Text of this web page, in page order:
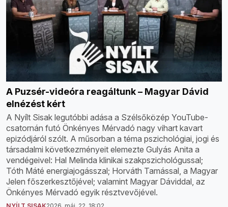
A Puzsér-videóra reagáltunk – Magyar Dávid
elnézést kért
A Nyílt Sisak legutóbbi adása a Szélsőközép YouTube-
csatornán futó Önkényes Mérvadó nagy vihart kavart
epizódjáról szólt. A műsorban a téma pszichológiai, jogi és
társadalmi következményeit elemezte Gulyás Anita a
vendégeivel: Hal Melinda klinikai szakpszichológussal;
Tóth Máté energiajogásszal; Horváth Tamással, a Magyar
Jelen főszerkesztőjével; valamint Magyar Dáviddal, az
Önkényes Mérvadó egyik résztvevőjével.